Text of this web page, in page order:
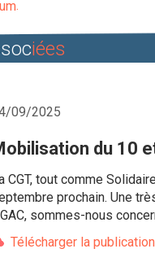
iées
09/2025
du 10
CGT, tout comme
prochain. Une
sommes-nous
Télécharger la publication